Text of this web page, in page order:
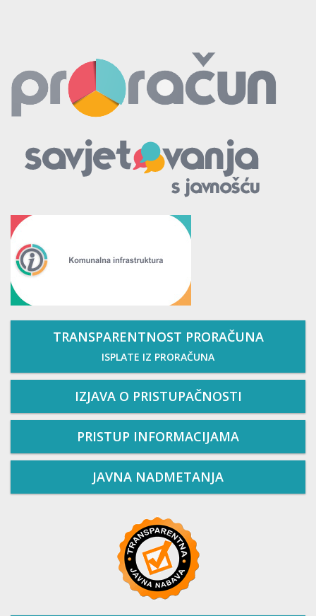
TRANSPARENTNOST PRORAČUNA
ISPLATE IZ PRORAČUNA
IZJAVA O PRISTUPAČNOSTI
PRISTUP INFORMACIJAMA
JAVNA NADMETANJA